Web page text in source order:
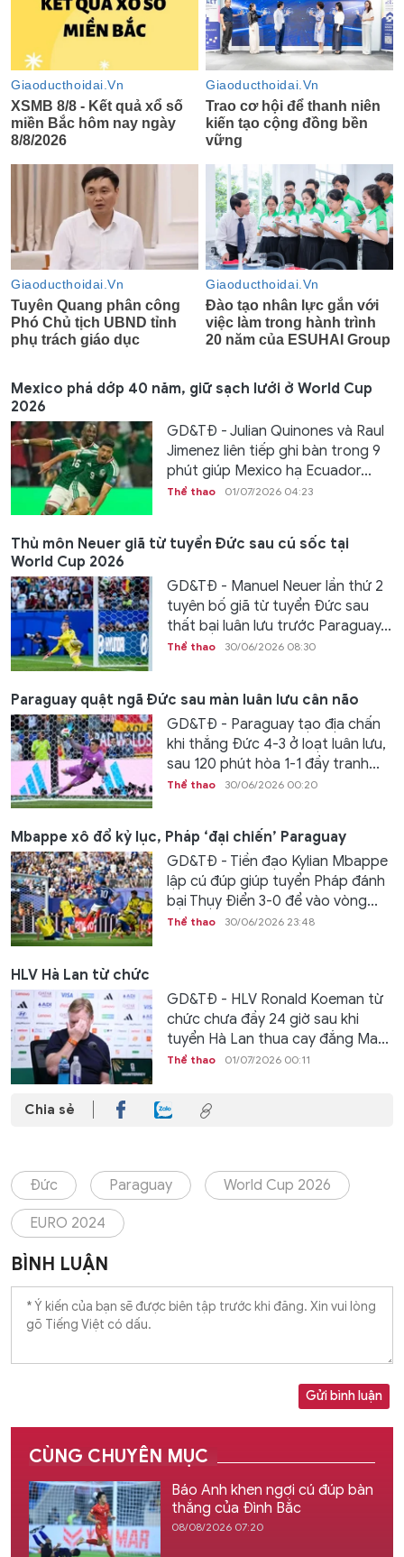
Mexico phá dớp 40 năm, giữ sạch lưới ở World Cup
2026
GD&TĐ - Julian Quinones và Raul
Jimenez liên tiếp ghi bàn trong 9
phút giúp Mexico hạ Ecuador...
Thể thao 01/07/2026 04:23
Thủ môn Neuer giã từ tuyển Đức sau cú sốc tại
World Cup 2026
GD&TĐ - Manuel Neuer lần thứ 2
tuyên bố giã từ tuyển Đức sau
thất bại luân lưu trước Paraguay...
Thể thao 30/06/2026 08:30
Paraguay quật ngã Đức sau màn luân lưu cân não
GD&TĐ - Paraguay tạo địa chấn
khi thắng Đức 4-3 ở loạt luân lưu,
sau 120 phút hòa 1-1 đầy tranh...
Thể thao 30/06/2026 00:20
Mbappe xô đổ kỷ lục, Pháp ‘đại chiến’ Paraguay
GD&TĐ - Tiền đạo Kylian Mbappe
lập cú đúp giúp tuyển Pháp đánh
bại Thụy Điển 3-0 để vào vòng...
Thể thao 30/06/2026 23:48
HLV Hà Lan từ chức
GD&TĐ - HLV Ronald Koeman từ
chức chưa đầy 24 giờ sau khi
tuyển Hà Lan thua cay đắng Ma...
Thể thao 01/07/2026 00:11
Chia sẻ
Đức Paraguay World Cup 2026
EURO 2024
BÌNH LUẬN
Gửi bình luận
CÙNG CHUYÊN MỤC
Báo Anh khen ngợi cú đúp bàn
thắng của Đình Bắc
08/08/2026 07:20